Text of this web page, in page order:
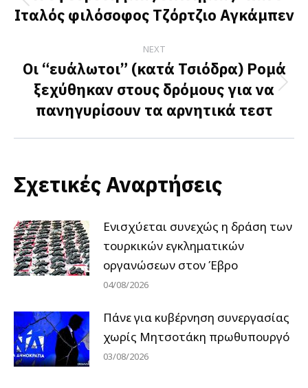
Previous
post:
Ιταλός φιλόσοφος Τζόρτζιο Αγκάμπεν
NEXT
Next
post:
Οι “ευάλωτοι” (κατά Τσιόδρα) Ρομά
ξεχύθηκαν στους δρόμους για να
πανηγυρίσουν τα αρνητικά τεστ
Σχετικές Αναρτήσεις
Ενισχύεται συνεχώς η δράση των
τουρκικών εγκληματικών
οργανώσεων στον Έβρο
04/08/2026
Πάνε για κυβέρνηση συνεργασίας
χωρίς Μητσοτάκη πρωθυπουργό
03/08/2026